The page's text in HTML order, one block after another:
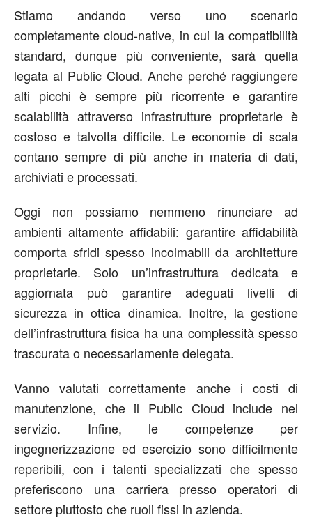
Stiamo andando verso uno scenario
completamente cloud-native, in cui la compatibilità
standard, dunque più conveniente, sarà quella
legata al Public Cloud. Anche perché raggiungere
alti picchi è sempre più ricorrente e garantire
scalabilità attraverso infrastrutture proprietarie è
costoso e talvolta difficile. Le economie di scala
contano sempre di più anche in materia di dati,
archiviati e processati.
Oggi non possiamo nemmeno rinunciare ad
ambienti altamente affidabili: garantire affidabilità
comporta sfridi spesso incolmabili da architetture
proprietarie. Solo un’infrastruttura dedicata e
aggiornata può garantire adeguati livelli di
sicurezza in ottica dinamica. Inoltre, la gestione
dell’infrastruttura fisica ha una complessità spesso
trascurata o necessariamente delegata.
Vanno valutati correttamente anche i costi di
manutenzione, che il Public Cloud include nel
servizio. Infine, le competenze per
ingegnerizzazione ed esercizio sono difficilmente
reperibili, con i talenti specializzati che spesso
preferiscono una carriera presso operatori di
settore piuttosto che ruoli fissi in azienda.